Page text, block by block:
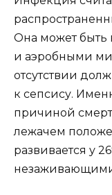
Она может быть
и аэробными
отсутствии
к сепсису.
причиной
лежачем
развивается у